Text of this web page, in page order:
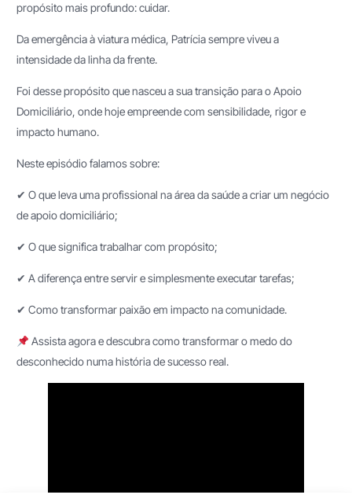
propósito mais profundo: cuidar.
Da emergência à viatura médica, Patrícia sempre viveu a
intensidade da linha da frente.
Foi desse propósito que nasceu a sua transição para o Apoio
Domiciliário, onde hoje empreende com sensibilidade, rigor e
impacto humano.
Neste episódio falamos sobre:
✔ O que leva uma profissional na área da saúde a criar um negócio
de apoio domiciliário;
✔ O que significa trabalhar com propósito;
✔ A diferença entre servir e simplesmente executar tarefas;
✔ Como transformar paixão em impacto na comunidade.
Assista agora e descubra como transformar o medo do
desconhecido numa história de sucesso real.